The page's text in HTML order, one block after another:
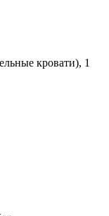
кровати), 1